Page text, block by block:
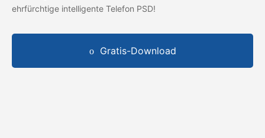
ehrfürchtige intelligente Telefon PSD!
Gratis-Download